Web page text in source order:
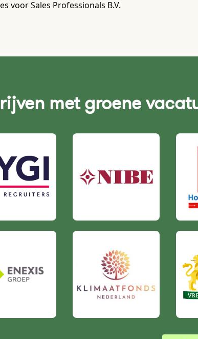
voor Sales Professionals B.V.
met groene